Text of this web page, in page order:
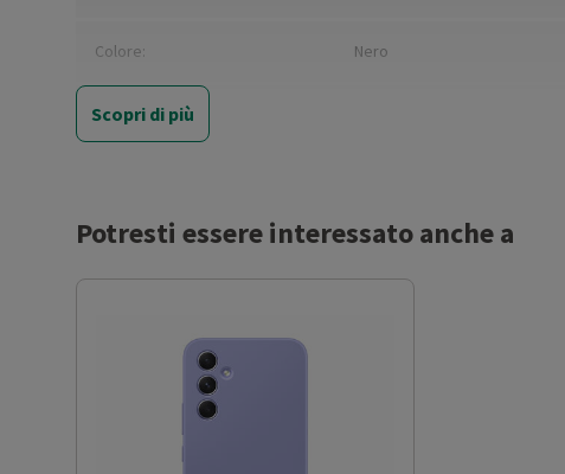
Colore: Nero
Colore (basic):
Ricarica Wireless No
Connessione USB:
Scopri di più
Potresti essere interessato anche a